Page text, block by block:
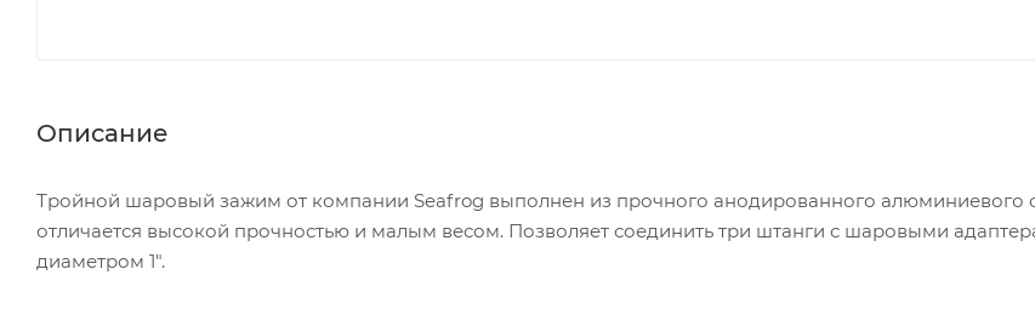
Описание
Тройной шаровый зажим от компании Seafrog выполнен из прочного анодированного алюминиевого
отличается высокой прочностью и малым весом. Позволяет соединить три штанги с шаровыми
диаметром 1".